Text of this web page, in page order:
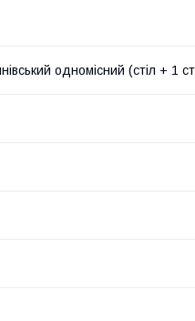
одномісний (стіл + 1